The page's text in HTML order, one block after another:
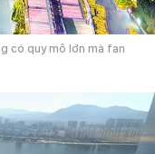
có quy mô lớn mà fan